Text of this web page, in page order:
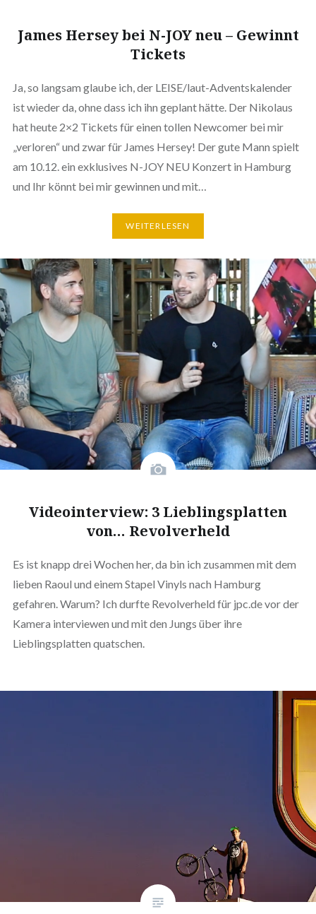
James Hersey bei N-JOY neu – Gewinnt
Tickets
Ja, so langsam glaube ich, der LEISE/laut-Adventskalender
ist wieder da, ohne dass ich ihn geplant hätte. Der Nikolaus
hat heute 2×2 Tickets für einen tollen Newcomer bei mir
„verloren“ und zwar für James Hersey! Der gute Mann spielt
am 10.12. ein exklusives N-JOY NEU Konzert in Hamburg
und Ihr könnt bei mir gewinnen und mit…
WEITERLESEN
Videointerview: 3 Lieblingsplatten
von… Revolverheld
Es ist knapp drei Wochen her, da bin ich zusammen mit dem
lieben Raoul und einem Stapel Vinyls nach Hamburg
gefahren. Warum? Ich durfte Revolverheld für jpc.de vor der
Kamera interviewen und mit den Jungs über ihre
Lieblingsplatten quatschen.